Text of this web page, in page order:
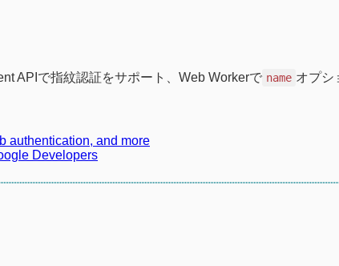
APIで指紋認証をサポート、Web Workerで name オプシ
authentication, and more
Developers